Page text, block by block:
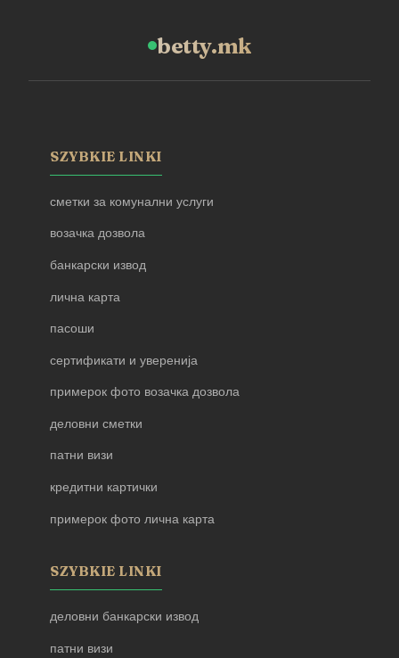
betty.mk
SZYBKIE LINKI
сметки за комунални услуги
возачка дозвола
банкарски извод
лична карта
пасоши
сертификати и уверенија
примерок фото возачка дозвола
деловни сметки
патни визи
кредитни картички
примерок фото лична карта
SZYBKIE LINKI
деловни банкарски извод
патни визи